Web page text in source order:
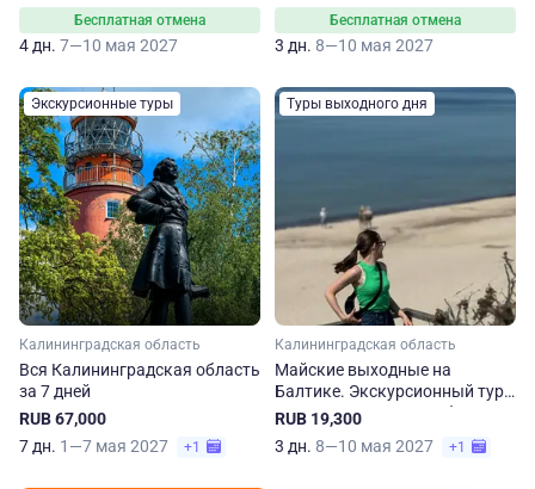
Бесплатная отмена
4 дн. 7—10 мая 2027
Бесплатная отмена
3 дн. 8—10 мая 2027
Экскурсионные туры
Калининградская область
Вся Калининградская область
за 7 дней
RUB 67,000
7 дн. 1—7 мая 2027 +1
Туры выходного дня
Калининградская область
Майские выходные на
Балтике. Экскурсионный тур
в Калининградскую область
RUB 19,300
3 дн. 8—10 мая 2027 +1